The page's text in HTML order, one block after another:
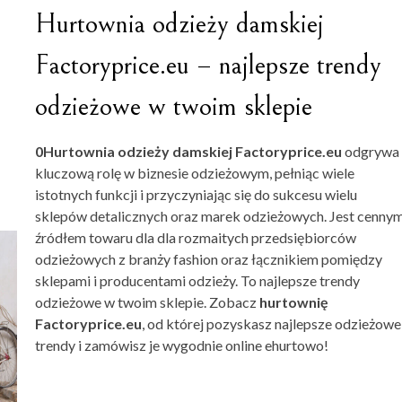
Hurtownia odzieży damskiej
Factoryprice.eu – najlepsze trendy
odzieżowe w twoim sklepie
0Hurtownia odzieży damskiej Factoryprice.eu odgrywa
kluczową rolę w biznesie odzieżowym, pełniąc wiele
istotnych funkcji i przyczyniając się do sukcesu wielu
sklepów detalicznych oraz marek odzieżowych. Jest
źródłem towaru dla dla rozmaitych przedsiębiorców
odzieżowych z branży fashion oraz łącznikiem pomiędzy
sklepami i producentami odzieży. To najlepsze trendy
odzieżowe w twoim sklepie. Zobacz hurtownię
Factoryprice.eu, od której pozyskasz najlepsze odzieżowe
trendy i zamówisz je wygodnie online ehurtowo!